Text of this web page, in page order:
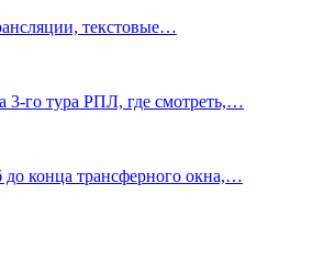
текстовые…
3-го тура РПЛ, где смотреть,…
конца трансферного окна,…